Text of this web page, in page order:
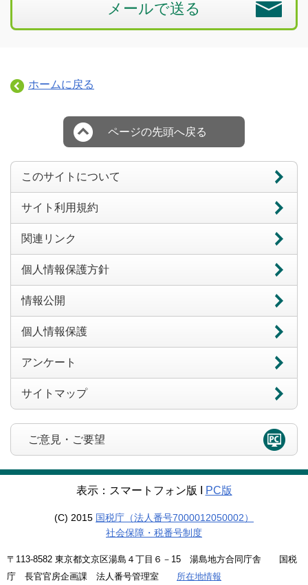
メールで送る
ホームに戻る
ページの先頭へ戻る
このサイトについて
サイト利用規約
関連リンク
個人情報保護方針
情報公開
個人情報保護
アンケート
サイトマップ
ご意見・ご要望
表示：スマートフォン版 Ι PC版
(C) 2015 国税庁（法人番号7000012050002）
社会保障・税番号制度
〒113-8582 東京都文京区湯島４丁目６－15 湯島地方合同庁舎 国税
庁 長官官房企画課 法人番号管理室 所在地情報